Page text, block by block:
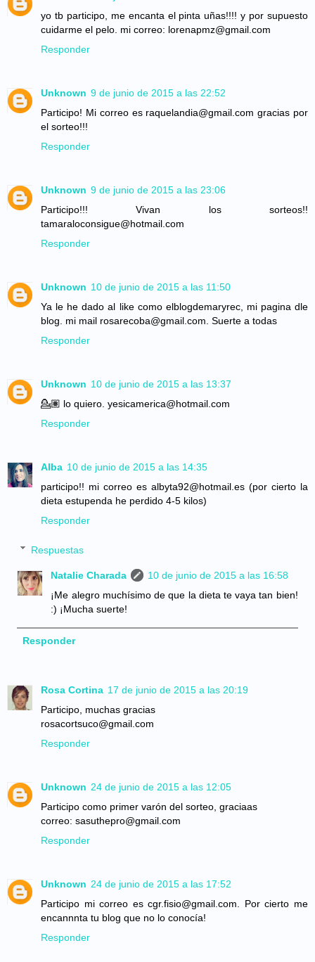
yo tb participo, me encanta el pinta uñas!!!! y por supuesto
cuidarme el pelo. mi correo: lorenapmz@gmail.com
Responder
Unknown 9 de junio de 2015 a las 22:52
Participo! Mi correo es raquelandia@gmail.com gracias por
el sorteo!!!
Responder
Unknown 9 de junio de 2015 a las 23:06
Participo!!! Vivan los sorteos!!
tamaraloconsigue@hotmail.com
Responder
Unknown 10 de junio de 2015 a las 11:50
Ya le he dado al like como elblogdemaryrec, mi pagina dle
blog. mi mail rosarecoba@gmail.com. Suerte a todas
Responder
Unknown 10 de junio de 2015 a las 13:37
💁🏽 lo quiero. yesicamerica@hotmail.com
Responder
Alba 10 de junio de 2015 a las 14:35
participo!! mi correo es albyta92@hotmail.es (por cierto la
dieta estupenda he perdido 4-5 kilos)
Responder
Respuestas
Natalie Charada
10 de junio de 2015 a las 16:58
¡Me alegro muchísimo de que la dieta te vaya tan bien!
:) ¡Mucha suerte!
Responder
Rosa Cortina 17 de junio de 2015 a las 20:19
Participo, muchas gracias
rosacortsuco@gmail.com
Responder
Unknown 24 de junio de 2015 a las 12:05
Participo como primer varón del sorteo, graciaas
correo: sasuthepro@gmail.com
Responder
Unknown 24 de junio de 2015 a las 17:52
Participo mi correo es cgr.fisio@gmail.com. Por cierto me
encannnta tu blog que no lo conocía!
Responder